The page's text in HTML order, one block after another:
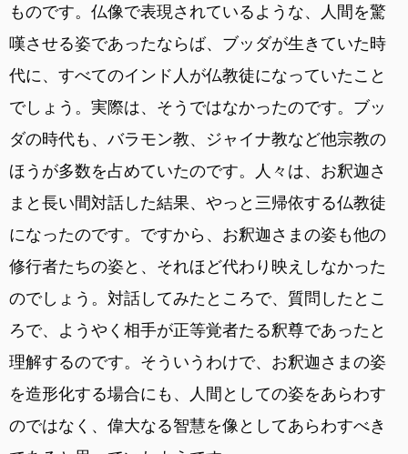
ものです。仏像で表現されているような、人間を驚
嘆させる姿であったならば、ブッダが生きていた時
代に、すべてのインド人が仏教徒になっていたこと
でしょう。実際は、そうではなかったのです。ブッ
ダの時代も、バラモン教、ジャイナ教など他宗教の
ほうが多数を占めていたのです。人々は、お釈迦さ
まと長い間対話した結果、やっと三帰依する仏教徒
になったのです。ですから、お釈迦さまの姿も他の
修行者たちの姿と、それほど代わり映えしなかった
のでしょう。対話してみたところで、質問したとこ
ろで、ようやく相手が正等覚者たる釈尊であったと
理解するのです。そういうわけで、お釈迦さまの姿
を造形化する場合にも、人間としての姿をあらわす
のではなく、偉大なる智慧を像としてあらわすべき